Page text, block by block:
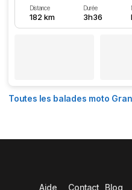
Distance
182 km
Durée
3h36
Toutes les balades moto
Aide Contact Blog